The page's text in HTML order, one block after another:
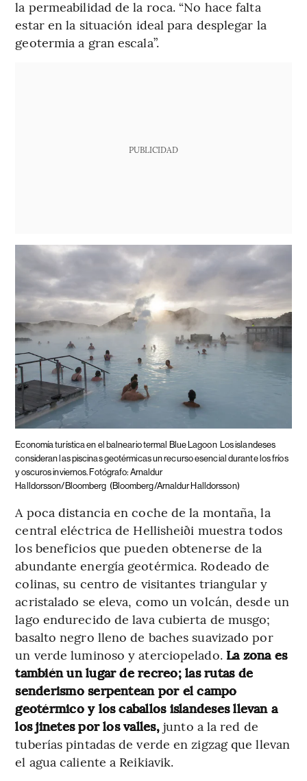
la permeabilidad de la roca. “No hace falta
estar en la situación ideal para desplegar la
geotermia a gran escala”.
PUBLICIDAD
Economía turística en el balneario termal Blue Lagoon Los islandeses
consideran las piscinas geotérmicas un recurso esencial durante los fríos
y oscuros inviernos. Fotógrafo: Arnaldur
Halldorsson/Bloomberg (Bloomberg/Arnaldur Halldorsson)
A poca distancia en coche de la montaña, la
central eléctrica de Hellisheiði muestra todos
los beneficios que pueden obtenerse de la
abundante energía geotérmica. Rodeado de
colinas, su centro de visitantes triangular y
acristalado se eleva, como un volcán, desde un
lago endurecido de lava cubierta de musgo;
basalto negro lleno de baches suavizado por
un verde luminoso y aterciopelado. La zona es
también un lugar de recreo; las rutas de
senderismo serpentean por el campo
geotérmico y los caballos islandeses llevan a
los jinetes por los valles,junto a la red de
tuberías pintadas de verde en zigzag que llevan
el agua caliente a Reikiavik.